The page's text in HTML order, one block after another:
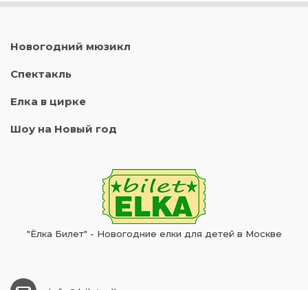
Новогодний мюзикл
Спектакль
Елка в цирке
Шоу на Новый год
"Ёлка Билет" - Новогодние елки для детей в Москве